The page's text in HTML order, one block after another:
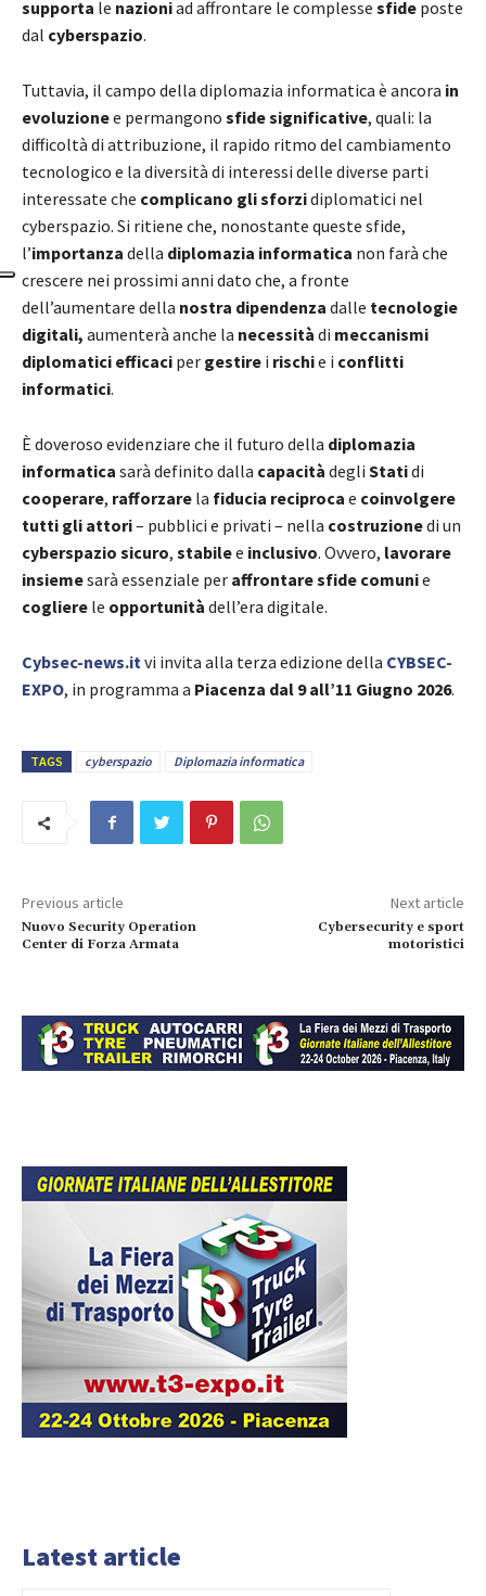
supporta le nazioniad affrontare le complesse sfide poste
dal cyberspazio.
Tuttavia, il campo della diplomazia informatica è ancora in
evoluzionee permangono sfide significative, quali: la
difficoltà di attribuzione, il rapido ritmo del cambiamento
tecnologico e la diversità di interessi delle diverse parti
interessate che complicano gli sforzidiplomatici nel
cyberspazio. Si ritiene che, nonostante queste sfide,
l’importanza della diplomazia informatica non farà che
crescere nei prossimi anni dato che, a fronte
dell’aumentare della nostra dipendenza dalle tecnologie
digitali, aumenterà anche la necessità di meccanismi
diplomatici efficaci per gestire i rischie i conflitti
informatici.
È doveroso evidenziare che il futuro della diplomazia
informatica sarà definito dalla capacità degli Statidi
cooperare, rafforzare la fiducia reciproca e coinvolgere
tutti gli attori– pubblici e privati – nella costruzionedi un
cyberspazio sicuro, stabilee inclusivo. Ovvero, lavorare
insiemesarà essenziale per affrontare sfide comunie
cogliere le opportunità dell’era digitale.
Cybsec-news.itvi invita alla terza edizione della CYBSEC-
EXPO, in programma a Piacenza dal 9 all’11 Giugno 2026.
TAGS cyberspazio Diplomazia informatica
Previous article
Nuovo Security Operation
Center di Forza Armata
Next article
Cybersecurity e sport
motoristici
Latest article